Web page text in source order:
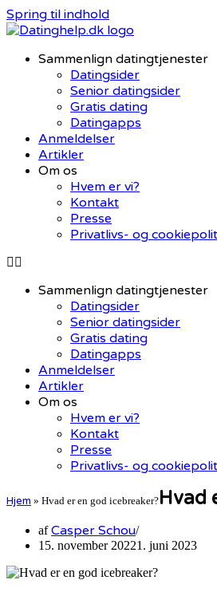
Spring til indhold
Sammenlign datingtjenester
Datingsider
Senior datingsider
Gratis dating
Datingapps
Anmeldelser
Artikler
Om os
Hvem er vi?
Kontakt
Presse
Privatlivs- og
Sammenlign datingtjenester
Datingsider
Senior datingsider
Gratis dating
Datingapps
Anmeldelser
Artikler
Om os
Hvem er vi?
Kontakt
Presse
Privatlivs- og
Hjem » Hvad er en god icebreaker?Hvad
afCasper Schou
15. november 20221. juni 2023